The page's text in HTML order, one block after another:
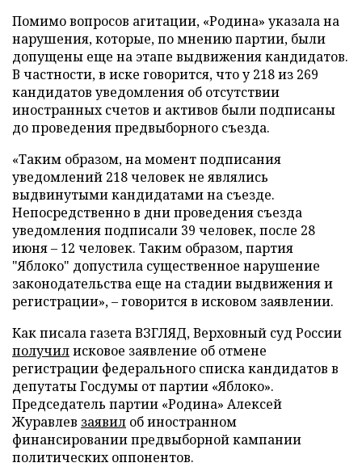
Помимо вопросов агитации, «Родина» указала на
нарушения, которые, по мнению партии, были
допущены еще на этапе выдвижения кандидатов.
В частности, в иске говорится, что у 218 из 269
кандидатов уведомления об отсутствии
иностранных счетов и активов были подписаны
до проведения предвыборного съезда.
«Таким образом, на момент подписания
уведомлений 218 человек не являлись
выдвинутыми кандидатами на съезде.
Непосредственно в дни проведения съезда
уведомления подписали 39 человек, после 28
июня – 12 человек. Таким образом, партия
"Яблоко" допустила существенное нарушение
законодательства еще на стадии выдвижения и
регистрации», – говорится в исковом заявлении.
Как писала газета ВЗГЛЯД, Верховный суд России
получилисковое заявление об отмене
регистрации федерального списка кандидатов в
депутаты Госдумы от партии «Яблоко».
Председатель партии «Родина» Алексей
Журавлев заявил об иностранном
финансировании предвыборной кампании
политических оппонентов.